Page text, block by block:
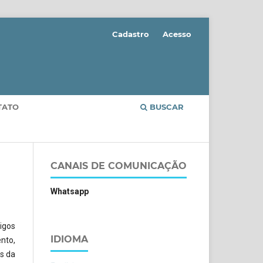
BUSCAR
Cadastro Acesso
da
CANAIS DE COMUNICAÇÃO
Whatsapp
IDIOMA